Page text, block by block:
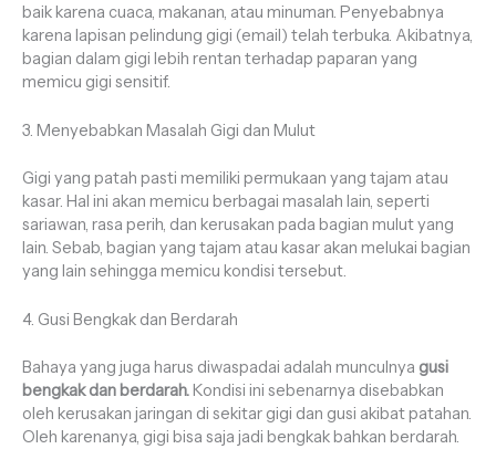
baik karena cuaca, makanan, atau minuman. Penyebabnya
karena lapisan pelindung gigi (email) telah terbuka. Akibatnya,
bagian dalam gigi lebih rentan terhadap paparan yang
memicu gigi sensitif.
3. Menyebabkan Masalah Gigi dan Mulut
Gigi yang patah pasti memiliki permukaan yang tajam atau
kasar. Hal ini akan memicu berbagai masalah lain, seperti
sariawan, rasa perih, dan kerusakan pada bagian mulut yang
lain. Sebab, bagian yang tajam atau kasar akan melukai bagian
yang lain sehingga memicu kondisi tersebut.
4. Gusi Bengkak dan Berdarah
Bahaya yang juga harus diwaspadai adalah munculnya gusi
bengkak dan berdarah.Kondisi ini sebenarnya disebabkan
oleh kerusakan jaringan di sekitar gigi dan gusi akibat patahan.
Oleh karenanya, gigi bisa saja jadi bengkak bahkan berdarah.